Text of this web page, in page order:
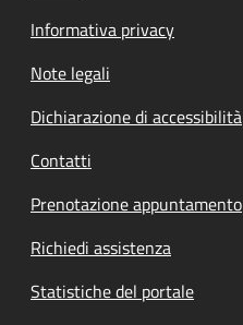
Informativa privacy
Note legali
Dichiarazione di accessibilità
Contatti
Prenotazione appuntamento
Richiedi assistenza
Statistiche del portale